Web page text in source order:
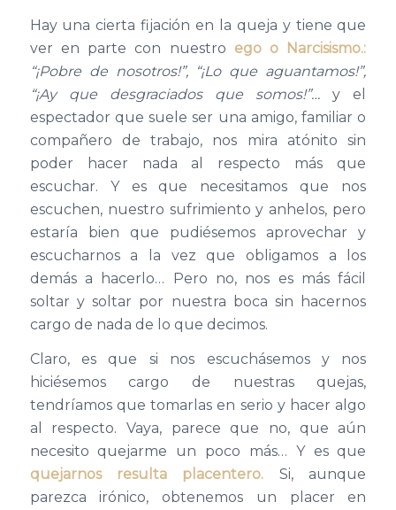
Hay una cierta fijación en la queja y tiene que
ver en parte con nuestro ego o Narcisismo.:
“¡Pobre de nosotros!”, “¡Lo que aguantamos!”,
“¡Ay que desgraciados que somos!”… y el
espectador que suele ser una amigo, familiar o
compañero de trabajo, nos mira atónito sin
poder hacer nada al respecto más que
escuchar. Y es que necesitamos que nos
escuchen, nuestro sufrimiento y anhelos, pero
estaría bien que pudiésemos aprovechar y
escucharnos a la vez que obligamos a los
demás a hacerlo… Pero no, nos es más fácil
soltar y soltar por nuestra boca sin hacernos
cargo de nada de lo que decimos.
Claro, es que si nos escuchásemos y nos
hiciésemos cargo de nuestras quejas,
tendríamos que tomarlas en serio y hacer algo
al respecto. Vaya, parece que no, que aún
necesito quejarme un poco más… Y es que
quejarnos resulta placentero. Si, aunque
parezca irónico, obtenemos un placer en